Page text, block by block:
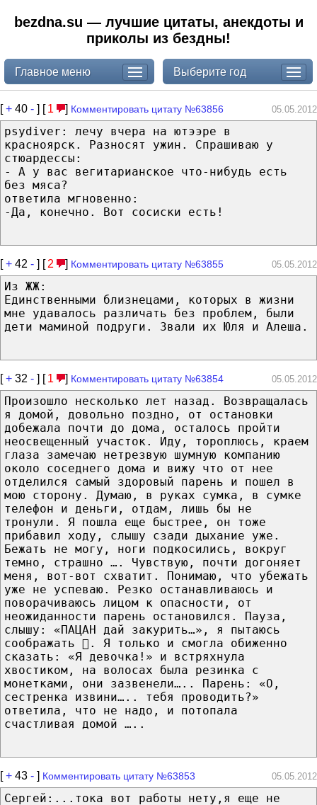
bezdna.su — лучшие цитаты, анекдоты и
приколы из бездны!
Главное меню Выберите год
[+ 40 - ] [ 1 ] Комментировать цитату №63856 05.05.2012
psydiver: лечу вчера на ютээре в
красноярск. Разносят ужин. Спрашиваю у
стюардессы:
- А у вас вегитарианское что-нибудь есть
без мяса?
ответила мгновенно:
-Да, конечно. Вот сосиски есть!
[+ 42 - ] [ 2 ] Комментировать цитату №63855 05.05.2012
Из ЖЖ:
Единственными близнецами, которых в жизни
мне удавалось различать без проблем, были
дети маминой подруги. Звали их Юля и Алеша.
[+ 32 - ] [ 1 ] Комментировать цитату №63854 05.05.2012
Произошло несколько лет назад. Возвращалась
я домой, довольно поздно, от остановки
добежала почти до дома, осталось пройти
неосвещенный участок. Иду, тороплюсь, краем
глаза замечаю нетрезвую шумную компанию
около соседнего дома и вижу что от нее
отделился самый здоровый парень и пошел в
мою сторону. Думаю, в руках сумка, в сумке
телефон и деньги, отдам, лишь бы не
тронули. Я пошла еще быстрее, он тоже
прибавил ходу, слышу сзади дыхание уже.
Бежать не могу, ноги подкосились, вокруг
темно, страшно …. Чувствую, почти догоняет
меня, вот-вот схватит. Понимаю, что убежать
уже не успеваю. Резко останавливаюсь и
поворачиваюсь лицом к опасности, от
неожиданности парень остановился. Пауза,
слышу: «ПАЦАН дай закурить…», я пытаюсь
соображать . Я только и смогла обиженно
сказать: «Я девочка!» и встряхнула
хвостиком, на волосах была резинка с
монетками, они зазвенели….. Парень: «О,
сестренка извини….. тебя проводить?»
ответила, что не надо, и потопала
счастливая домой …..
[+ 43 - ] Комментировать цитату №63853 05.05.2012
Сергей:...тока вот работы нету,я еще не